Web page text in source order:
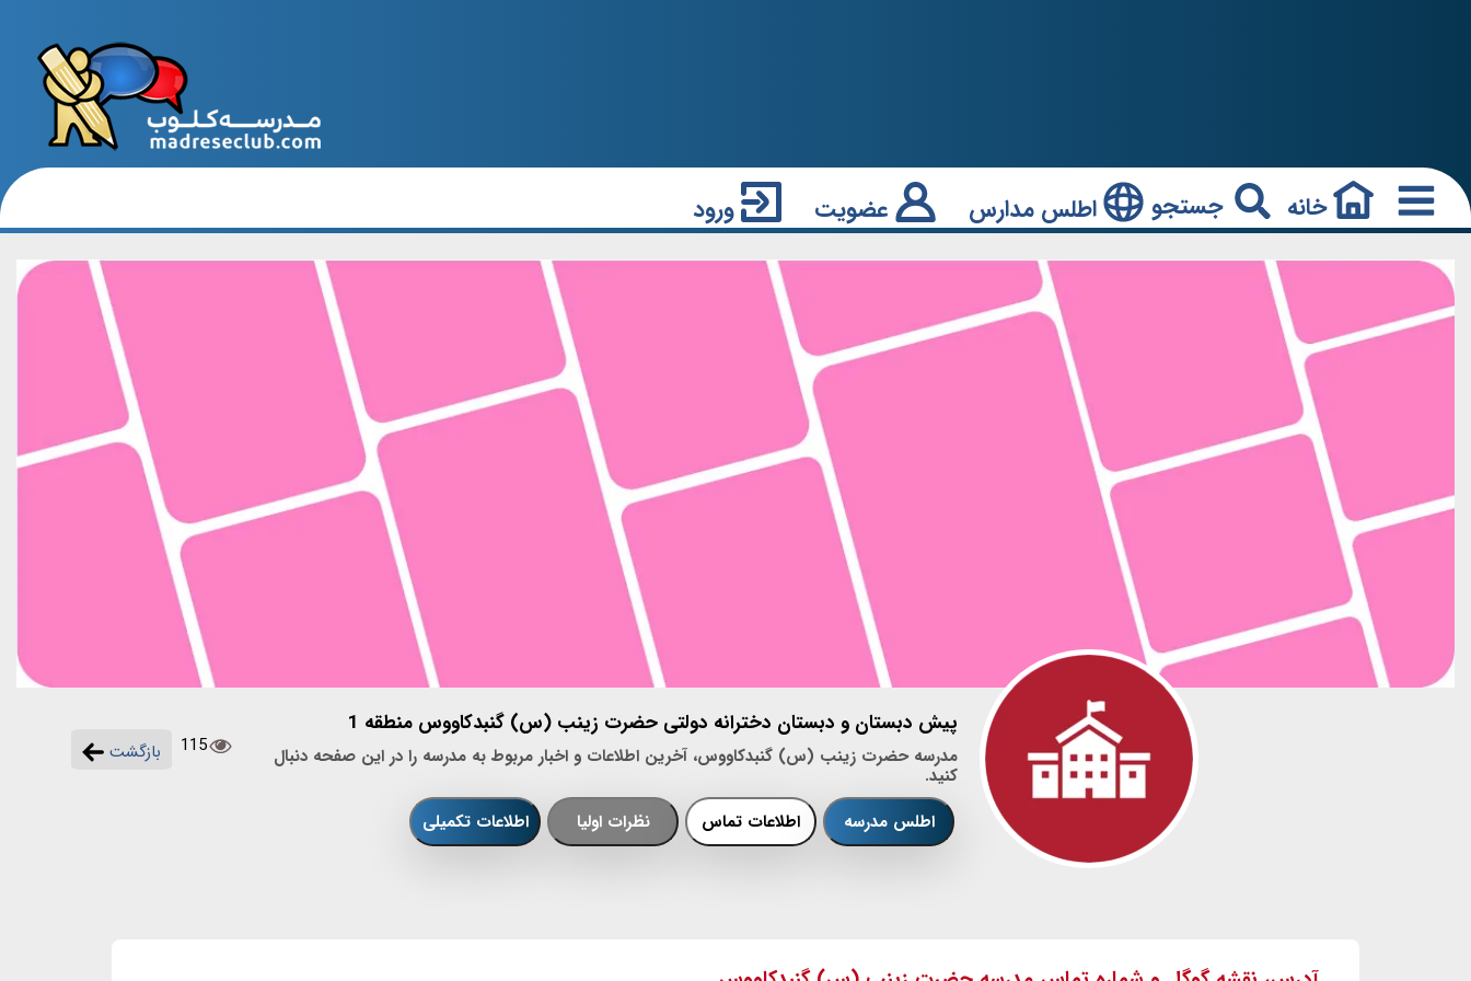
خانه جستجو اطلس مدارس عضویت ورود
بازگشت 115
پیش دبستان و دبستان دخترانه دولتی حضرت زینب (س) گنبدکاووس منطقه 1
مدرسه حضرت زینب (س) گنبدکاووس، آخرین اطلاعات و اخبار مربوط به مدرسه را در این صفحه دنبال
کنید.
اطلس مدرسه
اطلاعات تماس نظرات اولیا اطلاعات تکمیلی